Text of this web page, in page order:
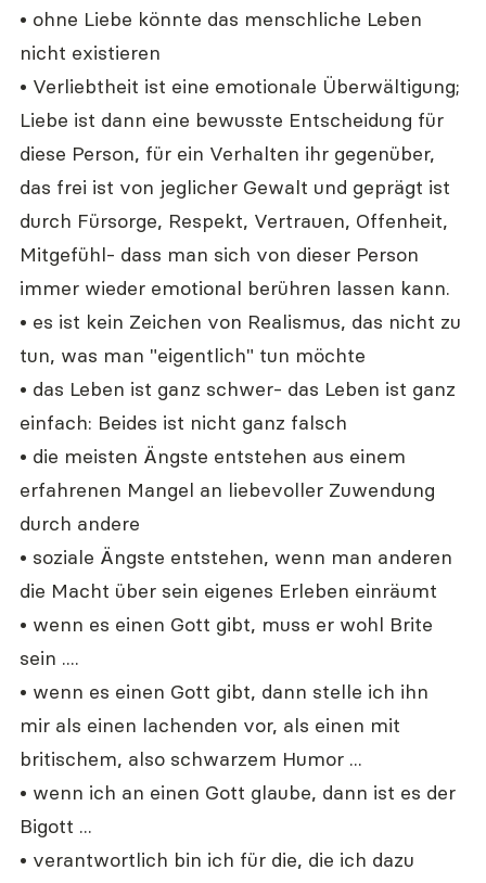
• ohne Liebe könnte das menschliche Leben
nicht existieren
• Verliebtheit ist eine emotionale Überwältigung;
Liebe ist dann eine bewusste Entscheidung für
diese Person, für ein Verhalten ihr gegenüber,
das frei ist von jeglicher Gewalt und geprägt ist
durch Fürsorge, Respekt, Vertrauen, Offenheit,
Mitgefühl- dass man sich von dieser Person
immer wieder emotional berühren lassen kann.
• es ist kein Zeichen von Realismus, das nicht zu
tun, was man "eigentlich" tun möchte
• das Leben ist ganz schwer- das Leben ist ganz
einfach: Beides ist nicht ganz falsch
• die meisten Ängste entstehen aus einem
erfahrenen Mangel an liebevoller Zuwendung
durch andere
• soziale Ängste entstehen, wenn man anderen
die Macht über sein eigenes Erleben einräumt
• wenn es einen Gott gibt, muss er wohl Brite
sein ....
• wenn es einen Gott gibt, dann stelle ich ihn
mir als einen lachenden vor, als einen mit
britischem, also schwarzem Humor ...
• wenn ich an einen Gott glaube, dann ist es der
Bigott ...
• verantwortlich bin ich für die, die ich dazu